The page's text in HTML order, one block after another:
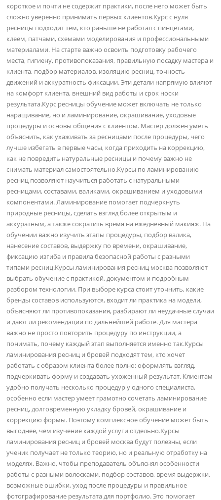
короткое и почти не содержит практики, после него может быть
сложно уверенно принимать первых клиентов.Курс с нуля
ресницы подходит тем, кто раньше не работал с пинцетами,
клеем, патчами, схемами моделирования и профессиональными
материалами. На старте важно освоить подготовку рабочего
места, гигиену, противопоказания, правильную посадку мастера и
клиента, подбор материалов, изоляцию ресниц, точность
движений и аккуратность фиксации. Эти детали напрямую влияют
на комфорт клиента, внешний вид работы и срок носки
результата.Курс ресницы обучение может включать не только
наращивание, но и ламинирование, окрашивание, уходовые
процедуры и основы общения с клиентом. Мастер должен уметь
объяснить, как ухаживать за ресницами после процедуры, чего
лучше избегать в первые часы, когда приходить на коррекцию,
как не повредить натуральные ресницы и почему важно не
снимать материал самостоятельно.Курсы по ламинированию
ресниц позволяют научиться работать с натуральными
ресницами, составами, валиками, окрашиванием и уходовыми
компонентами. Ламинирование помогает подчеркнуть
природные ресницы, сделать взгляд более открытым и
аккуратным, а также сократить время на ежедневный макияж. На
обучении важно изучить этапы процедуры, подбор валика,
нанесение составов, выдержку по времени, окрашивание,
фиксацию изгиба и правила безопасной работы с разными
типами ресниц.Курсы ламинирования ресниц москва позволяют
выбрать обучение с практикой, документом и подробным
разбором технологии. При выборе курса стоит уточнить, какие
бренды составов используются, входит ли практика на модели,
объясняют ли противопоказания, разбирают ли неудачные случаи
и дают ли рекомендации по дальнейшей работе. Для мастера
важно не просто повторить процедуру по инструкции, а
понимать, почему каждый этап выполняется именно так.Курсы
ламинирования ресниц и бровей подходят тем, кто хочет
работать с образом клиента более полно: оформлять взгляд,
подчеркивать форму и создавать ухоженный результат. Клиентам
удобно получать несколько процедур у одного специалиста,
особенно если мастер умеет грамотно сочетать ламинирование
ресниц, долговременную укладку бровей, окрашивание и
коррекцию формы. Поэтому комплексное обучение может быть
выгоднее, чем изучение каждой услуги отдельно.Курсы
ламинирования ресниц и бровей москва будут полезны, если
ученик получает не только теорию, но и реальную отработку на
моделях. Важно, чтобы преподаватель объяснял особенности
работы с разными волосками, подбор составов, время выдержки,
возможные ошибки, уход после процедуры и правильное
фотографирование результата для портфолио. Это помогает